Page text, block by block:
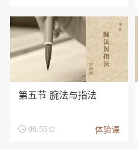
第五节 腕法与指法
 06:56 体验课